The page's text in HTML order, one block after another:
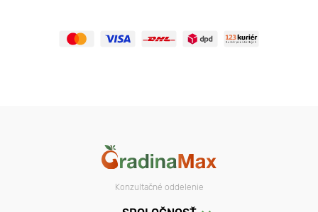
Konzultačné oddelenie